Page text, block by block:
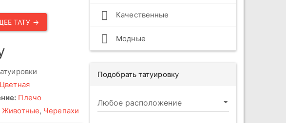
ТАТУ →
Цветная
Плечо
Животные, Черепахи
Качественные
Модные
Подобрать татуировку